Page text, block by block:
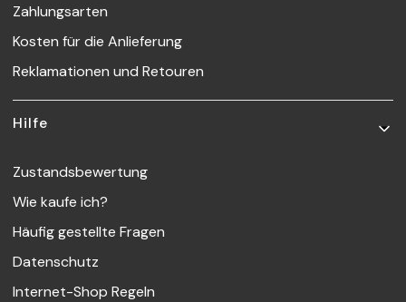
Zahlungsarten
Kosten für die Anlieferung
Reklamationen und Retouren
Hilfe
Zustandsbewertung
Wie kaufe ich?
Häufig gestellte Fragen
Datenschutz
Internet-Shop Regeln